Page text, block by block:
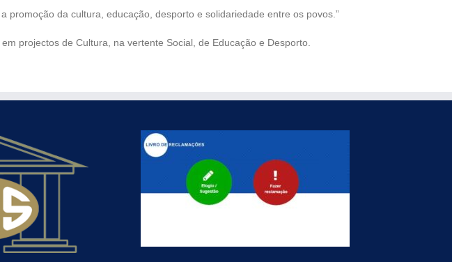
da cultura, educação, desporto e solidariedade entre os povos.”
projectos de Cultura, na vertente Social, de Educação e Desporto.